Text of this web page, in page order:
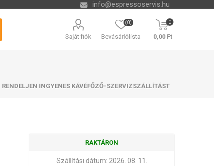
info@espressoservis.hu
Saját fiók Bevásárlólista
(0) 0
0,00 Ft
számára
Melitta Cleamen
RENDELJEN INGYENES KÁVÉFŐZŐ-SZERVIZSZÁLLÍTÁST
RAKTÁRON
Szállítási dátum: 2026. 08. 11.